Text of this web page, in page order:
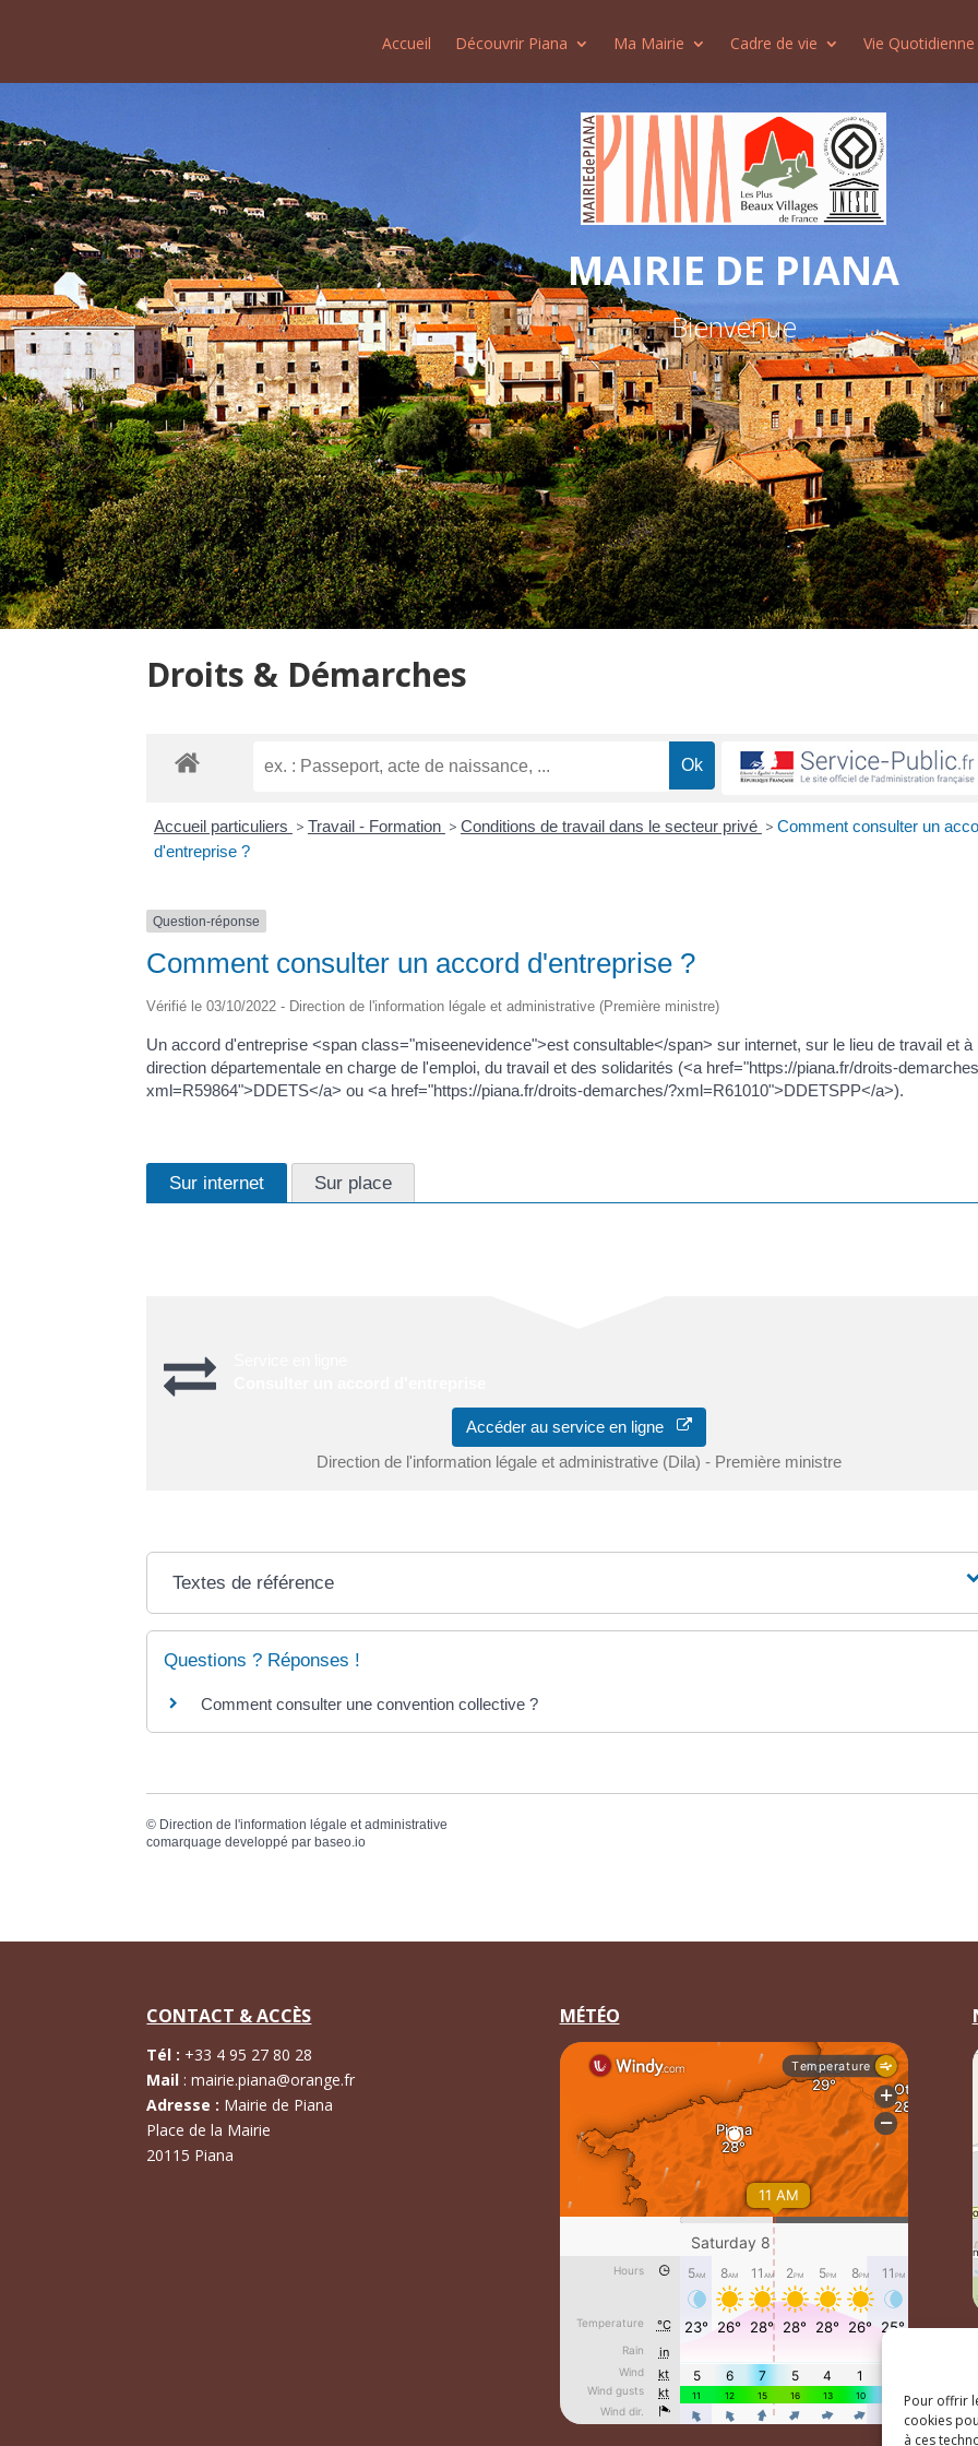
Pour offrir
cookies
à ces
Accueil Découvrir Piana Ma Mairie Cadre de vie Vie Quotidienne
MAIRIE DE PIANA
Bienvenue
Droits & Démarches
Accueil particuliers > Travail - Formation > Conditions de travail dans le secteur privé > Comment consulter un
d'entreprise ?
Question-réponse
Comment consulter un accord d'entreprise ?
Vérifié le 03/10/2022 - Direction de l'information légale et administrative (Première ministre)
Un accord d'entreprise <span class="miseenevidence">est consultable</span> sur internet, sur le lieu de travail et à
direction départementale en charge de l'emploi, du travail et des solidarités (<a href="https://piana.fr/droits-
xml=R59864">DDETS</a> ou <a href="https://piana.fr/droits-demarches/?xml=R61010">DDETSPP</a>).
Sur internet Sur place
Accéder au service en ligne
Direction de l'information légale et administrative (Dila) - Première ministre
Textes de référence
Questions ? Réponses !
Comment consulter une convention collective ?
© Direction de l'information légale et administrative
comarquage developpé parbaseo.io
CONTACT & ACCÈS
Tél : +33 4 95 27 80 28
Mail :mairie.piana@orange.fr
Adresse : Mairie de Piana
Place de la Mairie
20115 Piana
MÉTÉO